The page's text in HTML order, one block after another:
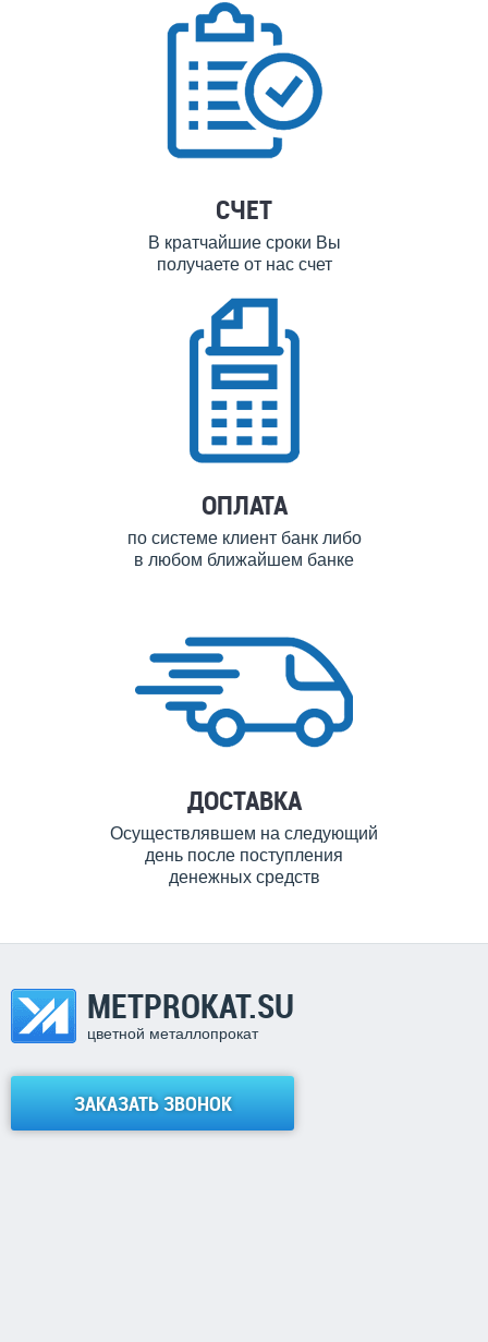
СЧЕТ
В кратчайшие сроки Вы
получаете от нас счет
ОПЛАТА
по системе клиент банк либо
в любом ближайшем банке
ДОСТАВКА
Осуществлявшем на следующий
день после поступления
денежных средств
METPROKAT.SU
цветной металлопрокат
ЗАКАЗАТЬ ЗВОНОК